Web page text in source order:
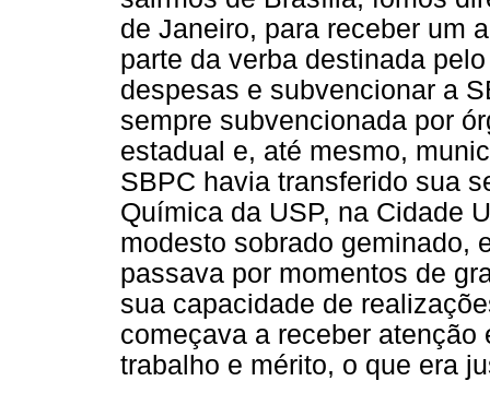
de Janeiro, para receber um
parte da verba destinada
despesas e subvencionar a
sempre subvencionada por
estadual e, até mesmo,
SBPC havia transferido sua
Química da USP, na Cidade
modesto sobrado geminado,
passava por momentos de
sua capacidade de
começava a receber
trabalho e mérito, o que era